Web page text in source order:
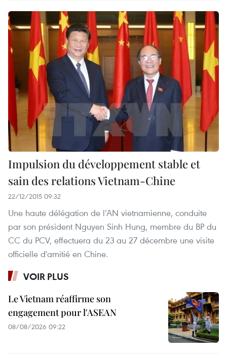
Impulsion du développement stable et
sain des relations Vietnam-Chine
22/12/2015 09:32
Une haute délégation de l’AN vietnamienne, conduite
par son président Nguyen Sinh Hung, membre du BP du
CC du PCV, effectuera du 23 au 27 décembre une visite
officielle d'amitié en Chine.
VOIR PLUS
Le Vietnam réaffirme son
engagement pour l'ASEAN
08/08/2026 09:22